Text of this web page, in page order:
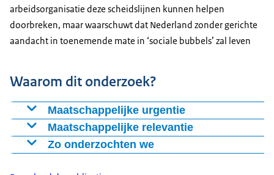
arbeidsorganisatie deze scheidslijnen kunnen helpen
doorbreken, maar waarschuwt dat Nederland zonder gerichte
aandacht in toenemende mate in ‘sociale bubbels’ zal leven
Waarom dit onderzoek?
Maatschappelijke urgentie
De toenemende scheiding tussen de leefwerelden van
arm en rijk raakt direct aan sociale samenhang en
Maatschappelijke relevantie
Leefwerelden bepalen niet alleen met wie mensen
Zo onderzochten we